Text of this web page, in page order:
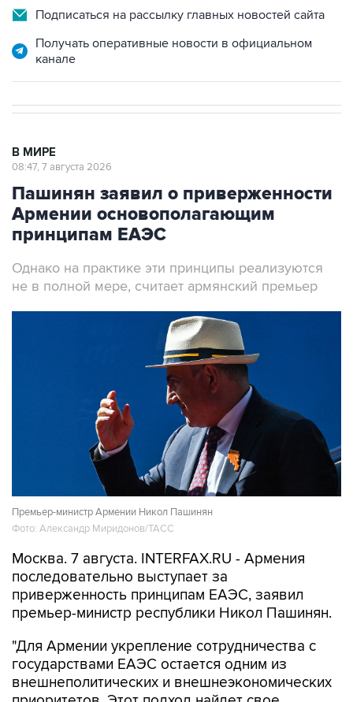
Подписаться на рассылку главных новостей сайта
Получать оперативные новости в официальном
канале
В МИРЕ
08:47, 7 августа 2026
Пашинян заявил о приверженности
Армении основополагающим
принципам ЕАЭС
Однако на практике эти принципы реализуются
не в полной мере, считает армянский премьер
Премьер-министр Армении Никол Пашинян
Фото: Александр Миридонов/ТАСС
Москва. 7 августа. INTERFAX.RU - Армения
последовательно выступает за
приверженность принципам ЕАЭС, заявил
премьер-министр республики Никол Пашинян.
"Для Армении укрепление сотрудничества с
государствами ЕАЭС остается одним из
внешнеполитических и внешнеэкономических